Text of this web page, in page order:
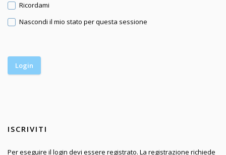
Ricordami
Nascondi il mio stato per questa sessione
ISCRIVITI
Per eseguire il login devi essere registrato. La registrazione richiede